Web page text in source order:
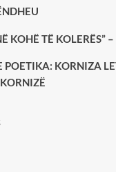
KOHË TË KOLERËS”
POETIKA: KORNIZA